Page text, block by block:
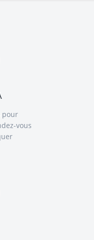
pour
vous